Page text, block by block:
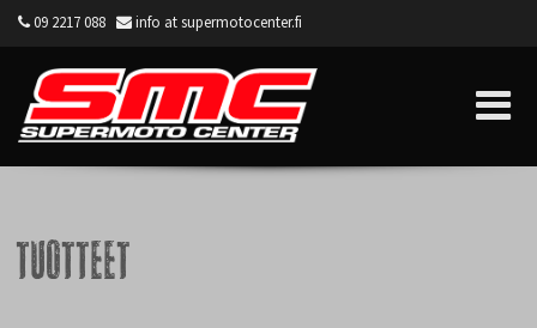
09 2217 088 info at supermotocenter.fi
Tuotteet